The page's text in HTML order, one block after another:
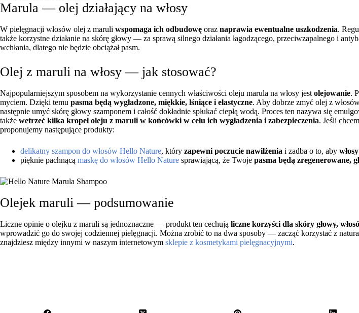
Marula — olej działający na włosy
W pielęgnacji włosów olej z maruli wspomaga ich odbudowę oraz naprawia ewentualne uszkodzenia.
także korzystne działanie na skórę głowy — za sprawą silnego działania łagodzącego, przeciwzapalnego i
wchłania, dlatego nie będzie obciążał pasm.
Olej z maruli na włosy — jak stosować?
Najpopularniejszym sposobem na wykorzystanie cennych właściwości oleju marula na włosy jest olejowanie.
myciem. Dzięki temu pasma będą wygładzone, miękkie, lśniące i elastyczne. Aby dobrze zmyć olej z
następnie umyć skórę głowy szamponem i całość dokładnie spłukać ciepłą wodą. Proces ten nazywa się
także wetrzeć kilka kropel oleju z maruli w końcówki w celu ich wygładzenia i zabezpieczenia. Jeśli
proponujemy następujące produkty:
delikatny szampon do włosów Hello Nature, który zapewni poczucie nawilżenia i zadba o to, aby
pięknie pachnącą maskę do włosów Hello Nature sprawiającą, że Twoje pasma będą zregenerowane,
Olejek maruli — podsumowanie
Liczne opinie o olejku z maruli są jednoznaczne — produkt ten cechują liczne korzyści dla skóry głowy,
wprowadzić go do swojej codziennej pielęgnacji. Można zrobić to na dwa sposoby — zacząć korzystać z
znajdziesz między innymi w naszym internetowym sklepie z kosmetykami pielęgnacyjnymi.